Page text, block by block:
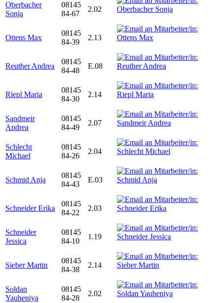
Oberbacher
Sonja
08145
84-67
2.02
Ottens Max
08145
84-39
2.13
Reuther Andrea
08145
84-48
E.08
Riepl Maria
08145
84-30
2.14
Sandmeir
Andrea
08145
84-49
2.07
Schlecht
Michael
08145
84-26
2.04
Schmid Anja
08145
84-43
E.03
Schneider Erika
08145
84-22
2.03
Schneider
Jessica
08145
84-10
1.19
Sieber Martin
08145
84-38
2.14
Soldan
Yauheniya
08145
84-28
2.02